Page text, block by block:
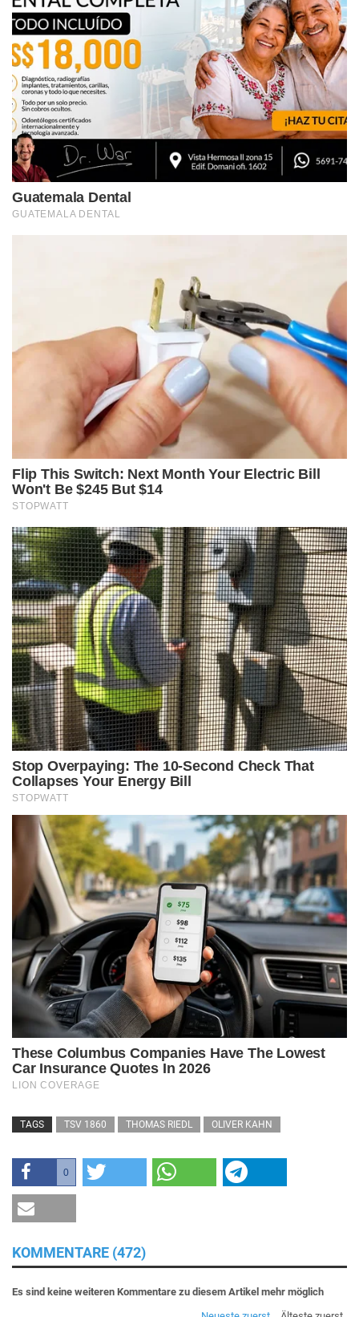
TAGS TSV 1860 THOMAS RIEDL OLIVER KAHN
0
KOMMENTARE (472)
Es sind keine weiteren Kommentare zu diesem Artikel mehr möglich